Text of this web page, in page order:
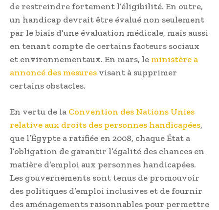
de restreindre fortement l’éligibilité. En outre,
un handicap devrait être évalué non seulement
par le biais d’une évaluation médicale, mais aussi
en tenant compte de certains facteurs sociaux
et environnementaux. En mars, le ministère a
annoncé des mesures visant à supprimer
certains obstacles.
En vertu de la Convention des Nations Unies
relative aux droits des personnes handicapées,
que l’Égypte a ratifiée en 2008, chaque État a
l’obligation de garantir l’égalité des chances en
matière d’emploi aux personnes handicapées.
Les gouvernements sont tenus de promouvoir
des politiques d’emploi inclusives et de fournir
des aménagements raisonnables pour permettre